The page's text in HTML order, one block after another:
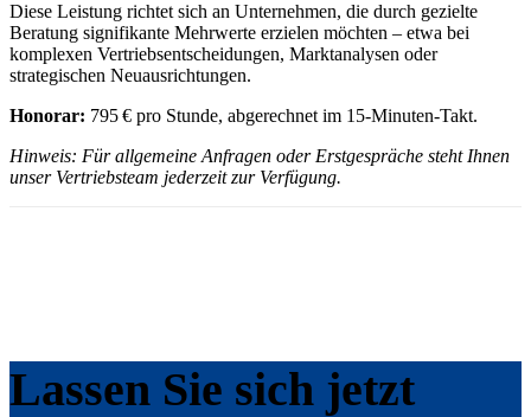
Diese Leistung richtet sich an Unternehmen, die durch gezielte
Beratung signifikante Mehrwerte erzielen möchten – etwa bei
komplexen Vertriebsentscheidungen, Marktanalysen oder
strategischen Neuausrichtungen.
Honorar: 795 € pro Stunde, abgerechnet im 15-Minuten-Takt.
Hinweis: Für allgemeine Anfragen oder Erstgespräche steht Ihnen
unser Vertriebsteam jederzeit zur Verfügung.
Lassen Sie sich jetzt